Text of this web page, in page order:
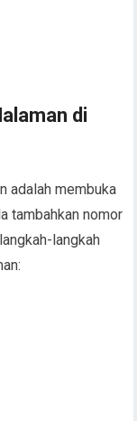
di
adalah membuka
tambahkan nomor
langkah